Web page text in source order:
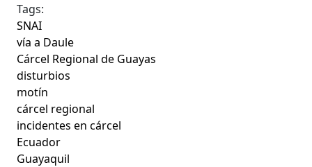
Tags:
SNAI
vía a Daule
Cárcel Regional de Guayas
disturbios
motín
cárcel regional
incidentes en cárcel
Ecuador
Guayaquil